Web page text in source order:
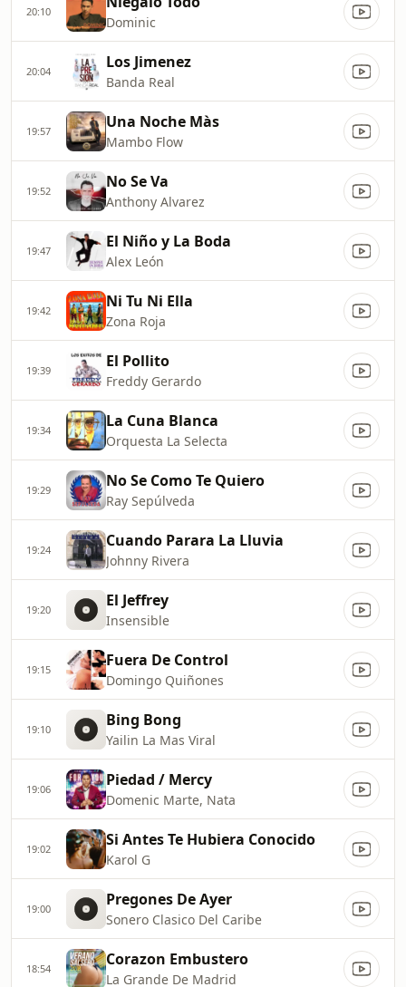
20:10
Dominic
20:04 Los Jimenez
Banda Real
19:57 Una Noche Màs
Mambo Flow
19:52 No Se Va
Anthony Alvarez
19:47 El Niño y La Boda
Alex León
19:42 Ni Tu Ni Ella
Zona Roja
19:39 El Pollito
Freddy Gerardo
19:34 La Cuna Blanca
Orquesta La Selecta
19:29 No Se Como Te Quiero
Ray Sepúlveda
19:24 Cuando Parara La Lluvia
Johnny Rivera
19:20 El Jeffrey
Insensible
19:15 Fuera De Control
Domingo Quiñones
19:10 Bing Bong
Yailin La Mas Viral
19:06 Piedad / Mercy
Domenic Marte, Nata
19:02 Si Antes Te Hubiera Conocido
Karol G
19:00 Pregones De Ayer
Sonero Clasico Del Caribe
18:54 Corazon Embustero
La Grande De Madrid